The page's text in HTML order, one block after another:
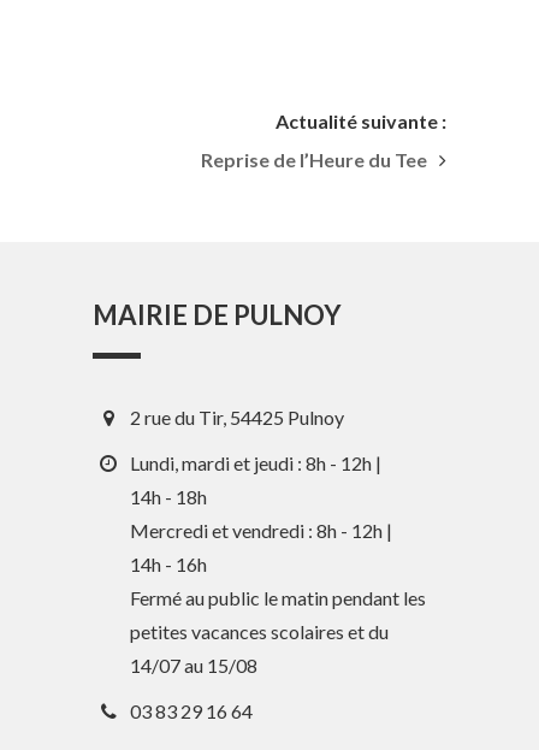
Actualité suivante :
Reprise de l’Heure du Tee
Guide des activités et services
MAIRIE DE PULNOY
2 rue du Tir, 54425 Pulnoy
Lundi, mardi et jeudi : 8h - 12h |
14h - 18h
Mercredi et vendredi : 8h - 12h |
14h - 16h
Fermé au public le matin pendant les
petites vacances scolaires et du
14/07 au 15/08
03 83 29 16 64